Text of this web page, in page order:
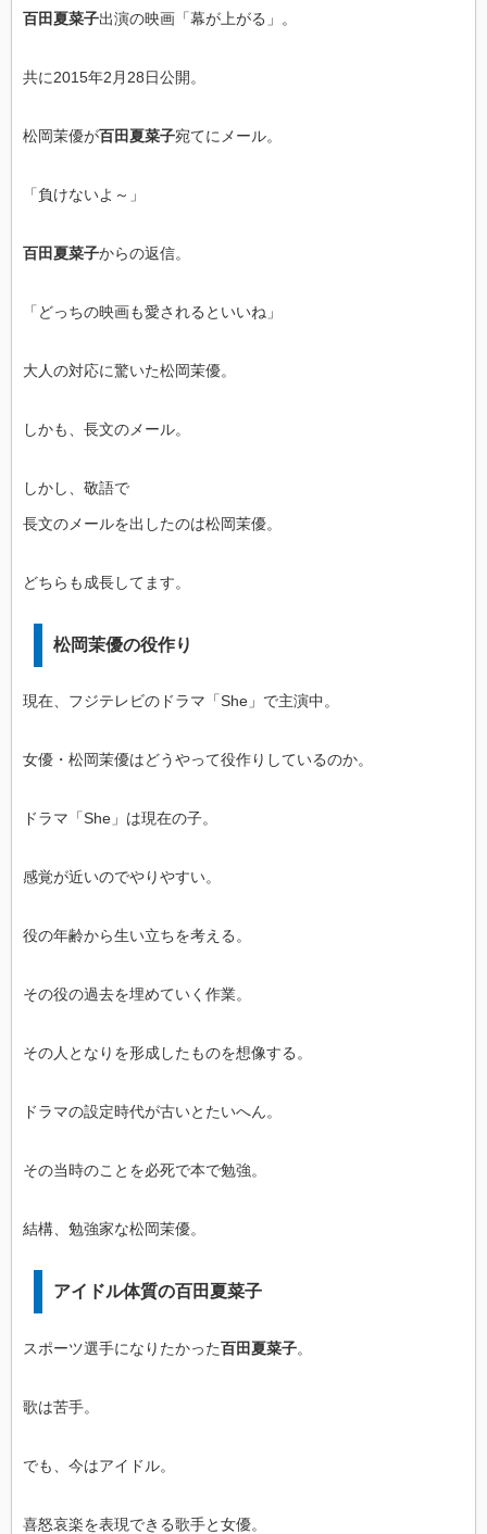
百田夏菜子出演の映画「幕が上がる」。
共に2015年2月28日公開。
松岡茉優が百田夏菜子宛てにメール。
「負けないよ～」
百田夏菜子からの返信。
「どっちの映画も愛されるといいね」
大人の対応に驚いた松岡茉優。
しかも、長文のメール。
しかし、敬語で
長文のメールを出したのは松岡茉優。
どちらも成長してます。
松岡茉優の役作り
現在、フジテレビのドラマ「She」で主演中。
女優・松岡茉優はどうやって役作りしているのか。
ドラマ「She」は現在の子。
感覚が近いのでやりやすい。
役の年齢から生い立ちを考える。
その役の過去を埋めていく作業。
その人となりを形成したものを想像する。
ドラマの設定時代が古いとたいへん。
その当時のことを必死で本で勉強。
結構、勉強家な松岡茉優。
アイドル体質の百田夏菜子
スポーツ選手になりたかった百田夏菜子。
歌は苦手。
でも、今はアイドル。
喜怒哀楽を表現できる歌手と女優。